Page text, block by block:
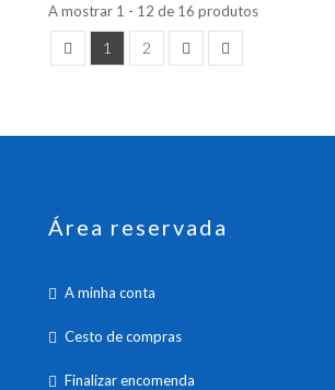
A mostrar 1 - 12 de 16 produtos
1 2
Área reservada
A minha conta
Cesto de compras
Finalizar encomenda